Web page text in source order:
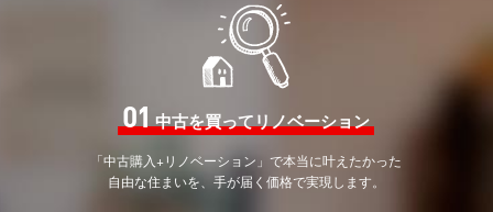
01中古を買ってリノベーション
「中古購入+リノベーション」で本当に叶えたかった
自由な住まいを、手が届く価格で実現します。